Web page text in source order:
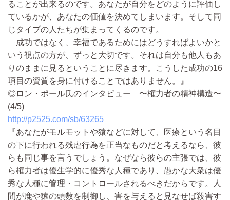
ることが出来るのです。あなたが自分をどのように評価し
ているかが、あなたの価値を決めてしまいます。そして同
じタイプの人たちが集まってくるのです。
成功ではなく、幸福であるためにはどうすればよいかと
いう視点の方が、ずっと大切です。それは自分も他人もあ
りのままに見るということに尽きます。こうした成功の16
項目の資質を身に付けることではありません。』
◎ロン・ポール氏のインタビュー 〜権力者の精神構造〜
(4/5)
http://p2525.com/sb/63265
『あなたがモルモットや猿などに対して、医療という名目
の下に行われる残虐行為を正当なものだと考えるなら、彼
らも同じ事を言うでしょう。なぜなら彼らの主張では、彼
ら権力者は優生学的に優秀な人種であり、愚かな大衆は優
秀な人種に管理・コントロールされるべきだからです。人
間が鹿や猿の頭数を制御し、害を与えると見なせば殺害す